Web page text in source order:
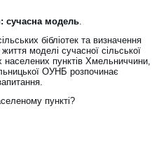
сучасна модель.
бібліотек та визначення
моделі сучасної сільської
населених пунктів Хмельниччини,
ОУНБ розпочинає
пункті?